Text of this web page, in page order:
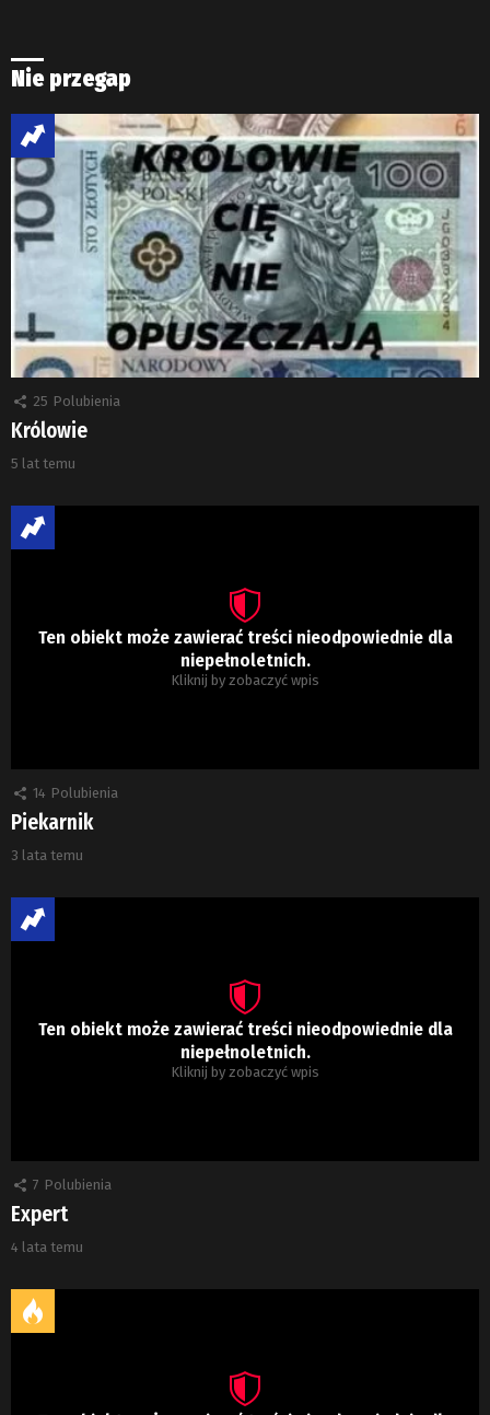
Nie przegap
25 Polubienia
Królowie
5 lat temu
Ten obiekt może zawierać treści nieodpowiednie dla
niepełnoletnich.
Kliknij by zobaczyć wpis
14 Polubienia
Piekarnik
3 lata temu
Ten obiekt może zawierać treści nieodpowiednie dla
niepełnoletnich.
Kliknij by zobaczyć wpis
7 Polubienia
Expert
4 lata temu